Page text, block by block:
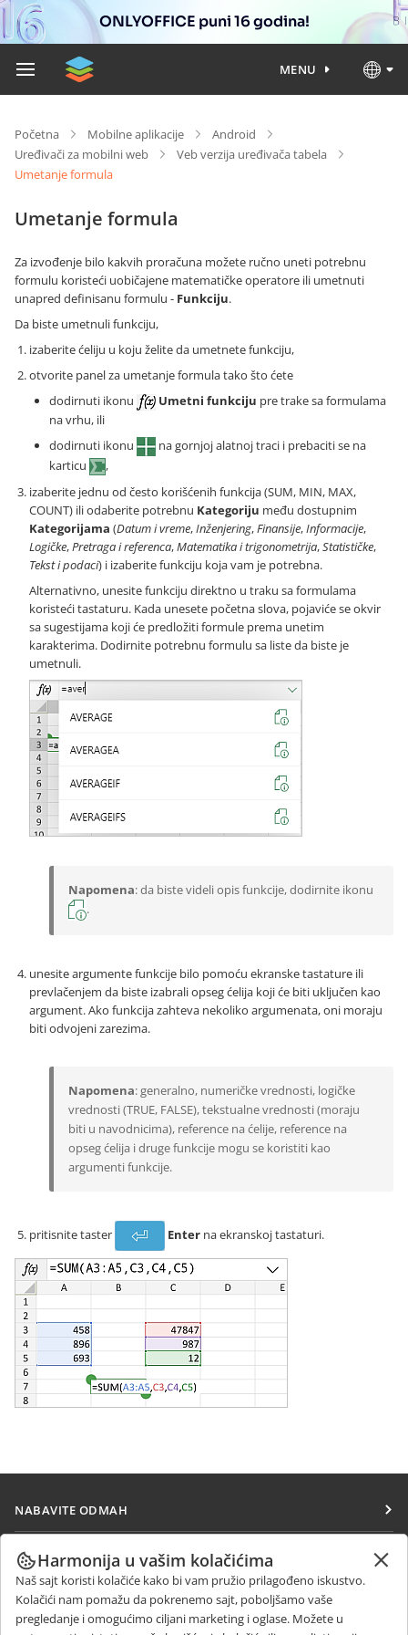
ONLYOFFICE puni 16 godina!
MENU
Početna Mobilne aplikacije
Android
Uređivači za mobilni web
Veb verzija uređivača tabela
Umetanje formula
Umetanje formula
Za izvođenje bilo kakvih proračuna možete ručno uneti potrebnu
formulu koristeći uobičajene matematičke operatore ili umetnuti
unapred definisanu formulu - Funkciju.
Da biste umetnuli funkciju,
izaberite ćeliju u koju želite da umetnete funkciju,
otvorite panel za umetanje formula tako što ćete
dodirnuti ikonu
Umetni funkciju pre trake sa formulama
na vrhu, ili
dodirnuti ikonu
na gornjoj alatnoj traci i prebaciti se na
karticu
,
izaberite jednu od često korišćenih funkcija (SUM, MIN, MAX,
COUNT) ili odaberite potrebnu Kategoriju među dostupnim
Kategorijama (Datum i vreme,Inženjering,Finansije,Informacije,
Logičke,Pretraga i referenca,Matematika i trigonometrija,Statističke,
Tekst i podaci) i izaberite funkciju koja vam je potrebna.
Alternativno, unesite funkciju direktno u traku sa formulama
koristeći tastaturu. Kada unesete početna slova, pojaviće se okvir
sa sugestijama koji će predložiti formule prema unetim
karakterima. Dodirnite potrebnu formulu sa liste da biste je
umetnuli.
Napomena: da biste videli opis funkcije, dodirnite ikonu
.
unesite argumente funkcije bilo pomoću ekranske tastature ili
prevlačenjem da biste izabrali opseg ćelija koji će biti uključen kao
argument. Ako funkcija zahteva nekoliko argumenata, oni moraju
biti odvojeni zarezima.
Napomena: generalno, numeričke vrednosti, logičke
vrednosti (TRUE, FALSE), tekstualne vrednosti (moraju
biti u navodnicima), reference na ćelije, reference na
opseg ćelija i druge funkcije mogu se koristiti kao
argumenti funkcije.
pritisnite taster Enter na ekranskoj tastaturi.
NABAVITE ODMAH
Docs
DocSpace
Workspace
SARAĐUJTE
Za doprinosioce
Za prevodioce
PRIMAJTE VESTI
Blog
Harmonija u vašim kolačićima
Naš sajt koristi kolačiće kako bi vam pružio prilagođeno iskustvo.
Kolačići nam pomažu da pokrenemo sajt, poboljšamo vaše
pregledanje i omogućimo ciljani marketing i oglase. Možete u